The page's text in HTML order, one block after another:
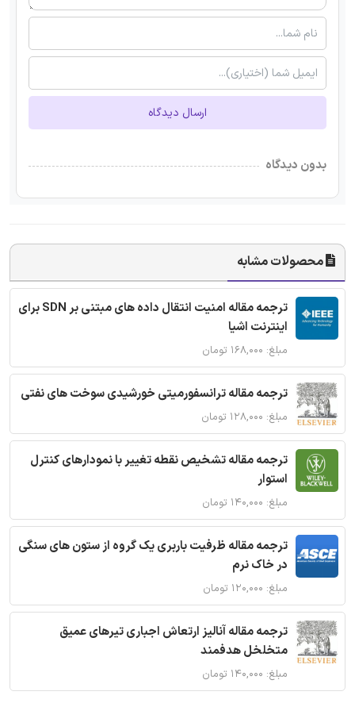
ارسال دیدگاه
بدون دیدگاه
محصولات مشابه
ترجمه مقاله امنیت انتقال داده های مبتنی بر SDN برای
اینترنت اشیا
مبلغ: ۱۶۸,۰۰۰ تومان
ترجمه مقاله ترانسفورمیتی خورشیدی سوخت های نفتی
مبلغ: ۱۲۸,۰۰۰ تومان
ترجمه مقاله تشخیص نقطه تغییر با نمودارهای کنترل
استوار
مبلغ: ۱۴۰,۰۰۰ تومان
ترجمه مقاله ظرفیت باربری یک گروه از ستون های سنگی
در خاک نرم
مبلغ: ۱۲۰,۰۰۰ تومان
ترجمه مقاله آنالیز ارتعاش اجباری تیرهای عمیق
متخلخل هدفمند
مبلغ: ۱۴۰,۰۰۰ تومان